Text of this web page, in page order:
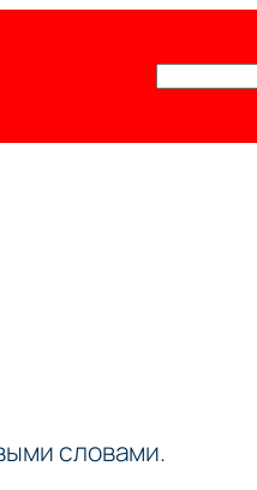
Поиск
словами.